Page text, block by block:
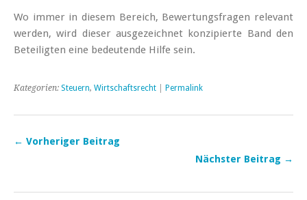
Wo immer in diesem Bereich, Bewertungsfragen relevant
werden, wird dieser ausgezeichnet konzipierte Band den
Beteiligten eine bedeutende Hilfe sein.
Kategorien: Steuern, Wirtschaftsrecht Permalink
← Vorheriger Beitrag
Nächster Beitrag →